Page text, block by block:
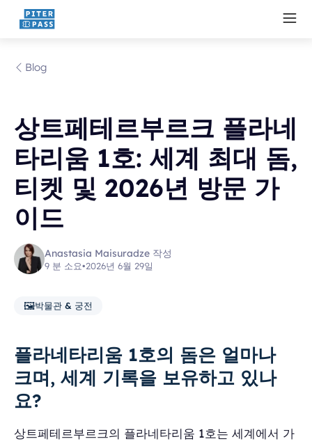
Blog
상트페테르부르크 플라네
타리움 1호: 세계 최대 돔,
티켓 및 2026년 방문 가
이드
Anastasia Maisuradze 작성
9 분 소요•2026년 6월 29일
🖼️박물관 & 궁전
플라네타리움 1호의 돔은 얼마나
크며, 세계 기록을 보유하고 있나
요?
상트페테르부르크의 플라네타리움 1호는 세계에서 가